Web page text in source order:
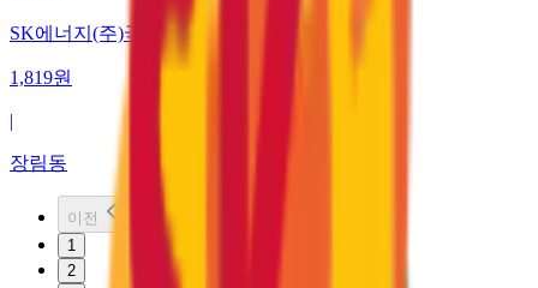
SK에너지(주)국영
1,819원
|
장림동
이전
1
2